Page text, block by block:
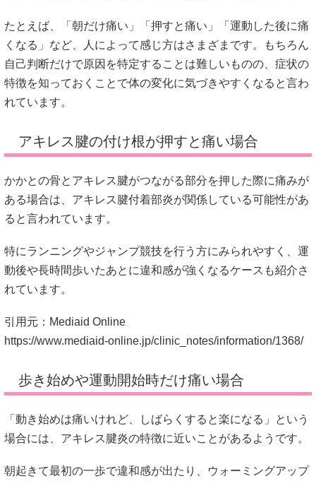
たとえば、「朝だけ痛い」「押すと痛い」「運動した後に痛
くなる」など、人によって感じ方はさまざまです。もちろん
自己判断だけで原因を特定することは難しいものの、症状の
特徴を知っておくことで体の変化に気づきやすくなると言わ
れています。
アキレス腱の付け根が押すと痛い場合
かかとの骨とアキレス腱がつながる部分を押した際に痛みが
ある場合は、アキレス腱付着部炎が関係している可能性があ
ると言われています。
特にランニングやジャンプ競技を行う方にみられやすく、運
動後や長時間歩いたあとに違和感が強くなるケースも紹介さ
れています。
引用元：Mediaid Online
https://www.mediaid-online.jp/clinic_notes/information/1368/
歩き始めや運動開始時だけ痛い場合
「動き始めは痛いけれど、しばらくすると楽になる」という
場合には、アキレス腱炎の特徴に近いことがあるようです。
朝起きて最初の一歩で違和感が出たり、ウォーミングアップ